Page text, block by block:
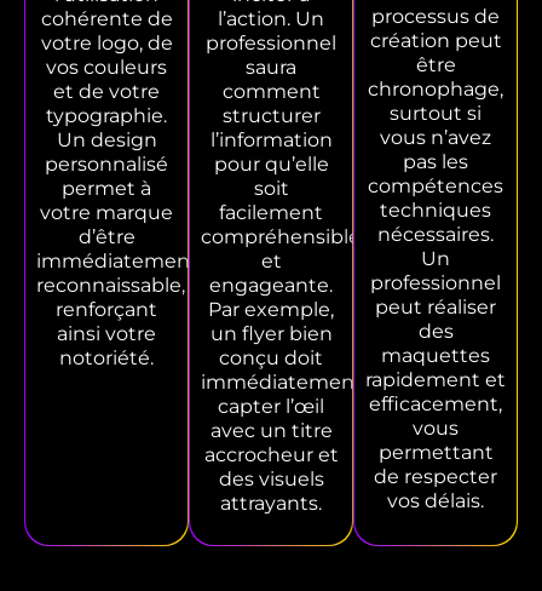
cohérente de
votre logo, de
vos couleurs
et de votre
typographie.
Un design
personnalisé
permet à
votre marque
d’être
immédiatement
reconnaissable,
renforçant
ainsi votre
notoriété.
l’action. Un
professionnel
saura
comment
structurer
l’information
pour qu’elle
soit
facilement
compréhensible
et
engageante.
Par exemple,
un flyer bien
conçu doit
immédiatement
capter l’œil
avec un titre
accrocheur et
des visuels
attrayants.
processus de
création peut
être
chronophage,
surtout si
vous n’avez
pas les
compétences
techniques
nécessaires.
Un
professionnel
peut réaliser
des
maquettes
rapidement et
efficacement,
vous
permettant
de respecter
vos délais.